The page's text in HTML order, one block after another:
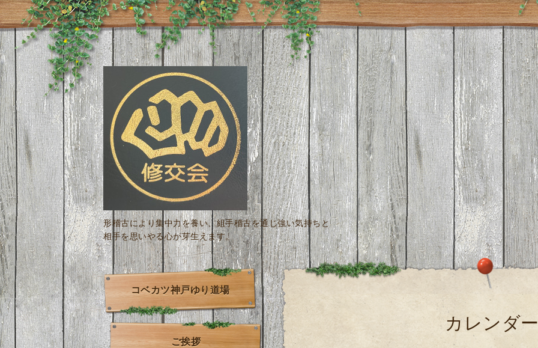
形稽古により集中力を養い、組手稽古を通じ強い気持ちと
相手を思いやる心が芽生えます。
カレンダ
コベカツ神戸ゆり道場
ご挨拶